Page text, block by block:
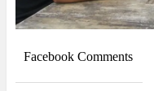
Facebook Comments